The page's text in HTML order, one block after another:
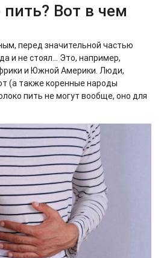
Вот в чем
перед значительной частью
и не стоял… Это, например,
и Южной Америки. Люди,
(а также коренные народы
пить не могут вообще, оно для